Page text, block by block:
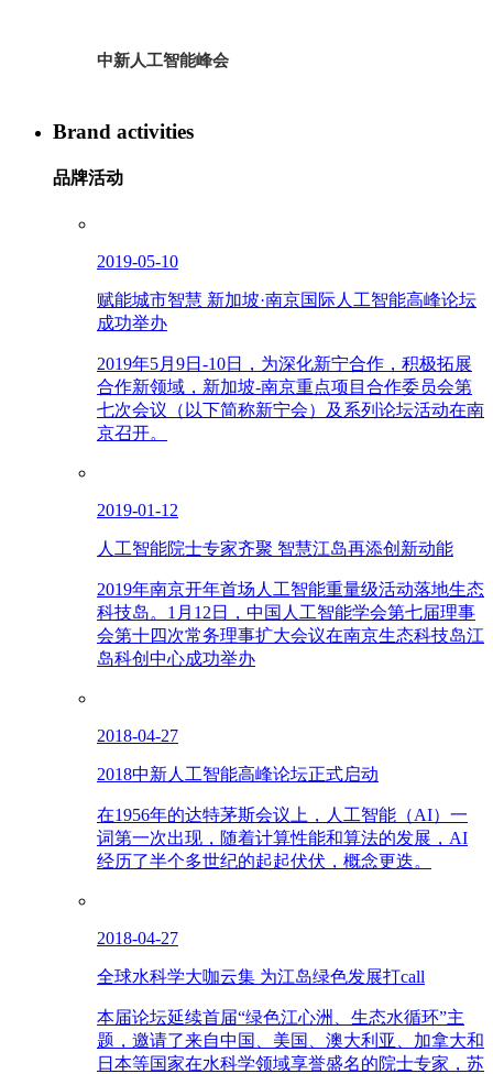
中新人工智能峰会
Brand activities
品牌活动
2019-05-10
赋能城市智慧 新加坡·南京国际人工智能高峰论坛
成功举办
2019年5月9日-10日，为深化新宁合作，积极拓展
合作新领域，新加坡-南京重点项目合作委员会第
七次会议（以下简称新宁会）及系列论坛活动在南
京召开。
2019-01-12
人工智能院士专家齐聚 智慧江岛再添创新动能
2019年南京开年首场人工智能重量级活动落地生态
科技岛。1月12日，中国人工智能学会第七届理事
会第十四次常务理事扩大会议在南京生态科技岛江
岛科创中心成功举办
2018-04-27
2018中新人工智能高峰论坛正式启动
在1956年的达特茅斯会议上，人工智能（AI）一
词第一次出现，随着计算性能和算法的发展，AI
经历了半个多世纪的起起伏伏，概念更迭。
2018-04-27
全球水科学大咖云集 为江岛绿色发展打call
本届论坛延续首届“绿色江心洲、生态水循环”主
题，邀请了来自中国、美国、澳大利亚、加拿大和
日本等国家在水科学领域享誉盛名的院士专家，苏